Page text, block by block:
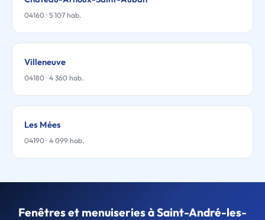
04160 · 5 107 hab.
Villeneuve
04180 · 4 360 hab.
Les Mées
04190 · 4 099 hab.
Fenêtres et menuiseries à Saint-André-les-